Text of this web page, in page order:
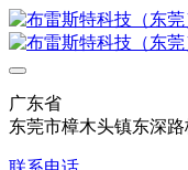
广东省
东莞市樟木头镇东深